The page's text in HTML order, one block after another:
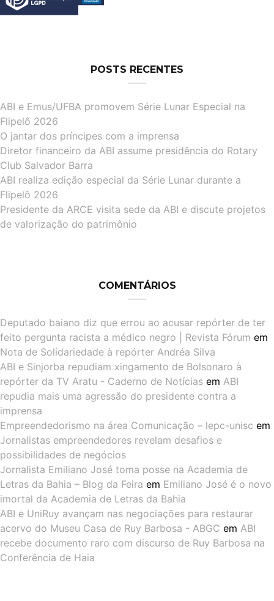
POSTS RECENTES
ABI e Emus/UFBA promovem Série Lunar Especial na
Flipelô 2026
O jantar dos príncipes com a imprensa
Diretor financeiro da ABI assume presidência do Rotary
Club Salvador Barra
ABI realiza edição especial da Série Lunar durante a
Flipelô 2026
Presidente da ARCE visita sede da ABI e discute projetos
de valorização do patrimônio
COMENTÁRIOS
Deputado baiano diz que errou ao acusar repórter de ter
feito pergunta racista a médico negro | Revista Fórum em
Nota de Solidariedade à repórter Andréa Silva
ABI e Sinjorba repudiam xingamento de Bolsonaro à
repórter da TV Aratu - Caderno de Notícias em ABI
repudia mais uma agressão do presidente contra a
imprensa
Empreendedorismo na área Comunicação – lepc-unisc em
Jornalistas empreendedores revelam desafios e
possibilidades de negócios
Jornalista Emiliano José toma posse na Academia de
Letras da Bahia – Blog da Feira em Emiliano José é o novo
imortal da Academia de Letras da Bahia
ABI e UniRuy avançam nas negociações para restaurar
acervo do Museu Casa de Ruy Barbosa - ABGC em ABI
recebe documento raro com discurso de Ruy Barbosa na
Conferência de Haia